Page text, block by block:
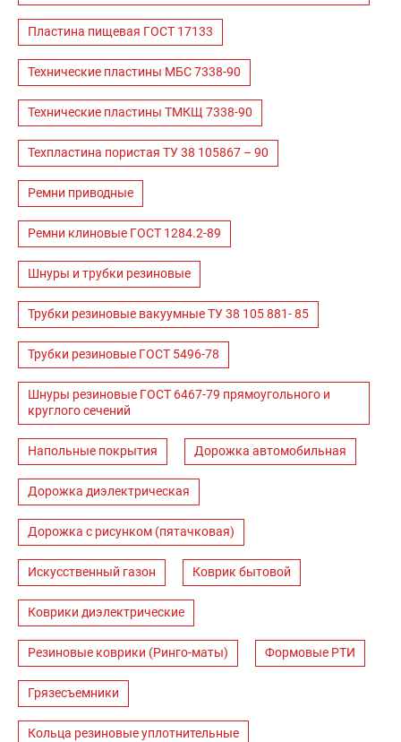
Пластина пищевая ГОСТ 17133
Технические пластины МБС 7338-90
Технические пластины ТМКЩ 7338-90
Техпластина пористая ТУ 38 105867 – 90
Ремни приводные
Ремни клиновые ГОСТ 1284.2-89
Шнуры и трубки резиновые
Трубки резиновые вакуумные ТУ 38 105 881- 85
Трубки резиновые ГОСТ 5496-78
Шнуры резиновые ГОСТ 6467-79 прямоугольного и
круглого сечений
Напольные покрытия Дорожка автомобильная
Дорожка диэлектрическая
Дорожка с рисунком (пятачковая)
Искусственный газон Коврик бытовой
Коврики диэлектрические
Резиновые коврики (Ринго-маты) Формовые РТИ
Грязесъемники
Кольца резиновые уплотнительные